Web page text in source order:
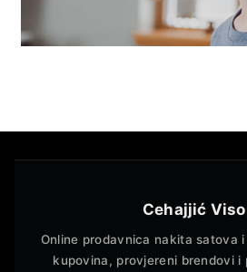
Cehajjić
Online prodavnica nakita satova
kupovina, provjereni brendovi i